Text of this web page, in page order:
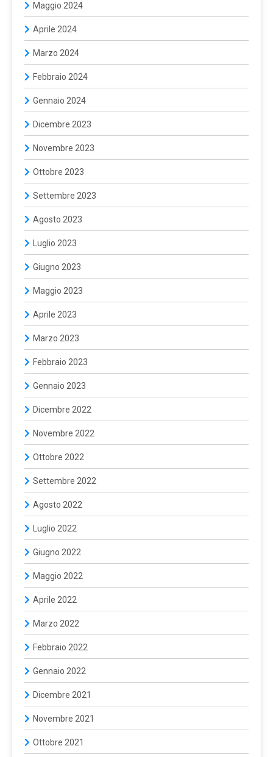
Maggio 2024
Aprile 2024
Marzo 2024
Febbraio 2024
Gennaio 2024
Dicembre 2023
Novembre 2023
Ottobre 2023
Settembre 2023
Agosto 2023
Luglio 2023
Giugno 2023
Maggio 2023
Aprile 2023
Marzo 2023
Febbraio 2023
Gennaio 2023
Dicembre 2022
Novembre 2022
Ottobre 2022
Settembre 2022
Agosto 2022
Luglio 2022
Giugno 2022
Maggio 2022
Aprile 2022
Marzo 2022
Febbraio 2022
Gennaio 2022
Dicembre 2021
Novembre 2021
Ottobre 2021